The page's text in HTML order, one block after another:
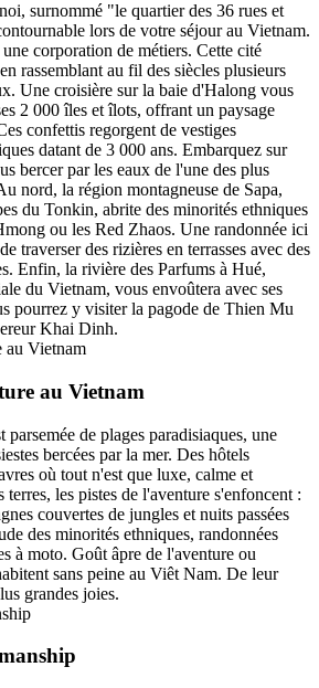
surnommé "le quartier des 36 rues et
lors de votre séjour au Vietnam.
corporation de métiers. Cette cité
rassemblant au fil des siècles plusieurs
Une croisière sur la baie d'Halong vous
2 000 îles et îlots, offrant un paysage
confettis regorgent de vestiges
datant de 3 000 ans. Embarquez sur
bercer par les eaux de l'une des plus
nord, la région montagneuse de Sapa,
du Tonkin, abrite des minorités ethniques
ou les Red Zhaos. Une randonnée ici
traverser des rizières en terrasses avec des
Enfin, la rivière des Parfums à Hué,
du Vietnam, vous envoûtera avec ses
pourrez y visiter la pagode de Thien Mu
Khai Dinh.
au Vietnam
de plages paradisiaques, une
bercées par la mer. Des hôtels
où tout n'est que luxe, calme et
les pistes de l'aventure s'enfoncent :
couvertes de jungles et nuits passées
des minorités ethniques, randonnées
à moto. Goût âpre de l'aventure ou
sans peine au Viêt Nam. De leur
grandes joies.